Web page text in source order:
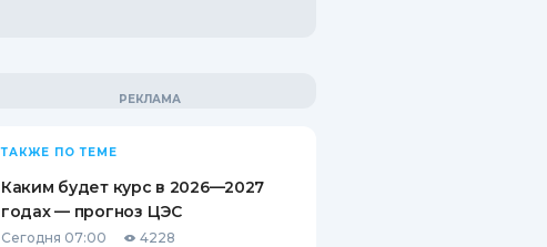
ТАКЖЕ ПО ТЕМЕ
Каким будет курс в 2026—2027
годах — прогноз ЦЭС
Сегодня 07:00 4228